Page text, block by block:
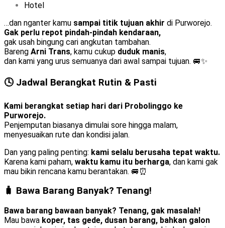
Hotel
…dan nganter kamu sampai titik tujuan akhir di Purworejo.
Gak perlu repot pindah-pindah kendaraan,
gak usah bingung cari angkutan tambahan.
Bareng Arni Trans, kamu cukup duduk manis,
dan kami yang urus semuanya dari awal sampai tujuan. 🚐✨
🕓 Jadwal Berangkat Rutin & Pasti
Kami berangkat setiap hari dari Probolinggo ke
Purworejo.
Penjemputan biasanya dimulai sore hingga malam,
menyesuaikan rute dan kondisi jalan.
Dan yang paling penting: kami selalu berusaha tepat waktu.
Karena kami paham, waktu kamu itu berharga, dan kami gak
mau bikin rencana kamu berantakan. 🚐⏰
🧳 Bawa Barang Banyak? Tenang!
Bawa barang bawaan banyak? Tenang, gak masalah!
Mau bawa koper, tas gede, dusan barang, bahkan galon